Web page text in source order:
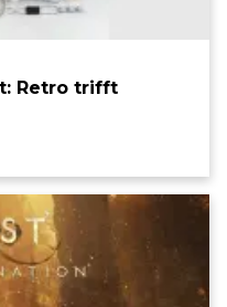
Retro trifft